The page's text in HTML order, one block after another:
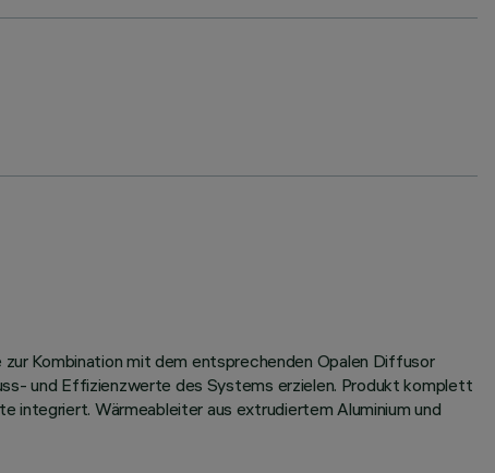
Kombination mit dem entsprechenden Opalen Diffusor
und Effizienzwerte des Systems erzielen. Produkt komplett
integriert. Wärmeableiter aus extrudiertem Aluminium und